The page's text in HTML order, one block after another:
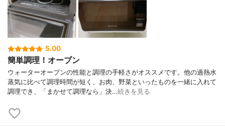
5.00
簡単調理！オーブン
ウォーターオーブンの性能と調理の手軽さがオススメです。他の過熱水
蒸気に比べて調理時間が短く、お肉、野菜といったものを一緒に入れて
調理でき、「まかせて調理なら」決…続きを見る